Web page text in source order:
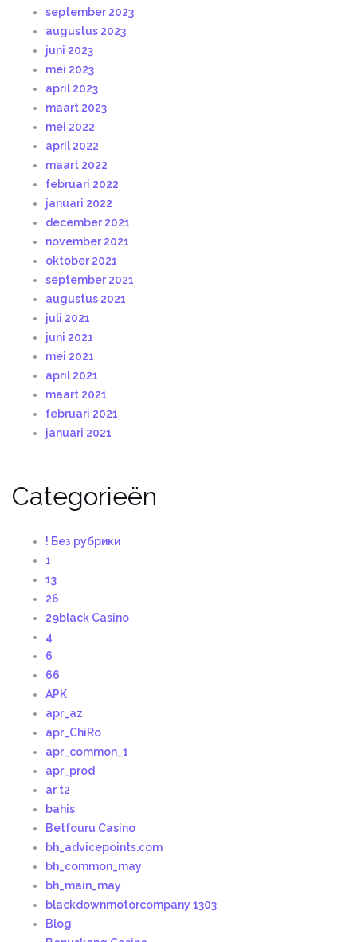
september 2023
augustus 2023
juni 2023
mei 2023
april 2023
maart 2023
mei 2022
april 2022
maart 2022
februari 2022
januari 2022
december 2021
november 2021
oktober 2021
september 2021
augustus 2021
juli 2021
juni 2021
mei 2021
april 2021
maart 2021
februari 2021
januari 2021
Categorieën
! Без рубрики
1
13
26
29black Casino
4
6
66
APK
apr_az
apr_ChiRo
apr_common_1
apr_prod
ar t2
bahis
Betfouru Casino
bh_advicepoints.com
bh_common_may
bh_main_may
blackdownmotorcompany 1303
Blog